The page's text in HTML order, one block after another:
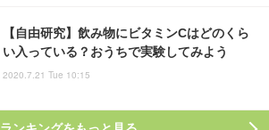
【自由研究】飲み物にビタミンCはどのくら
い入っている？おうちで実験してみよう
2020.7.21 Tue 10:15